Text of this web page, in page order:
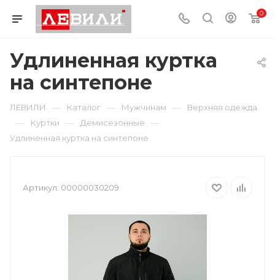
0
Удлиненная куртка
на синтепоне
ЛЕВИЛИ — Каталог — Мужчинам — Верхняя одежда
— Куртки — Демисезонные —
Удлиненная куртка на синтепоне
Артикул: 00000030209